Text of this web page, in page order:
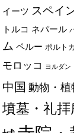
イーツ スペイ
トルコ ネパール
ム ペルー ポルト
モロッコ
ヨルダン
中国 動物・植
墳墓・礼